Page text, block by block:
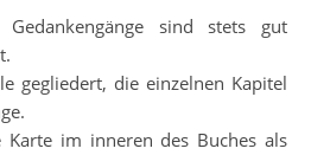
sind stets gut
gegliedert, die einzelnen Kapitel
im inneren des Buches als